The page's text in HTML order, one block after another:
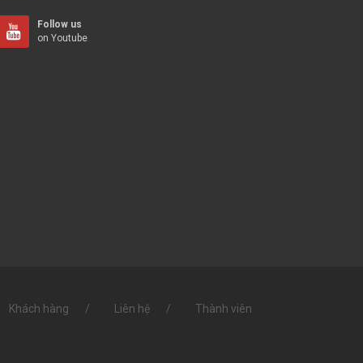
Follow us
on Youtube
Khách hàng Liên hệ Thành viên